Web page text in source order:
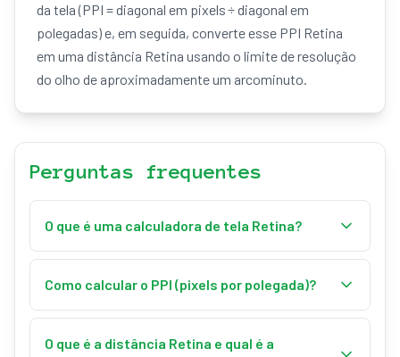
da tela (PPI = diagonal em pixels ÷ diagonal em
polegadas) e, em seguida, converte esse PPI Retina
em uma distância Retina usando o limite de resolução
do olho de aproximadamente um arcominuto.
Perguntas frequentes
O que é uma calculadora de tela Retina?
Calcula a densidade de pixels (PPI) de uma tela e a
distância a partir da qual ela se torna "Retina" — o
Como calcular o PPI (pixels por polegada)?
PPI = √(largura² + altura²) ÷ diagonal em polegadas.
Por exemplo, um monitor 27" com 2560 × 1440 tem
O que é a distância Retina e qual é a